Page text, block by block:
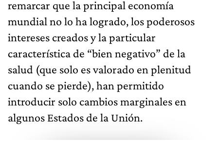
remarcar que la principal economía
mundial no lo ha logrado, los poderosos
intereses creados y la particular
característica de “bien negativo” de la
salud (que solo es valorado en plenitud
cuando se pierde), han permitido
introducir solo cambios marginales en
algunos Estados de la Unión.